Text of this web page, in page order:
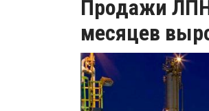
Продажи
месяцев